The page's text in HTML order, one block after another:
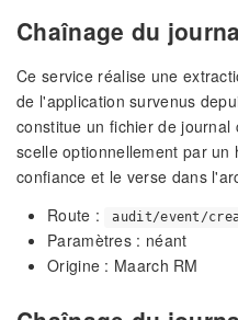
Chaînage du
Ce service réalise une
de l'application survenus
constitue un fichier de
scelle optionnellement par
confiance et le verse dans
Route :
audit/event/
Paramètres : néant
Origine : Maarch RM